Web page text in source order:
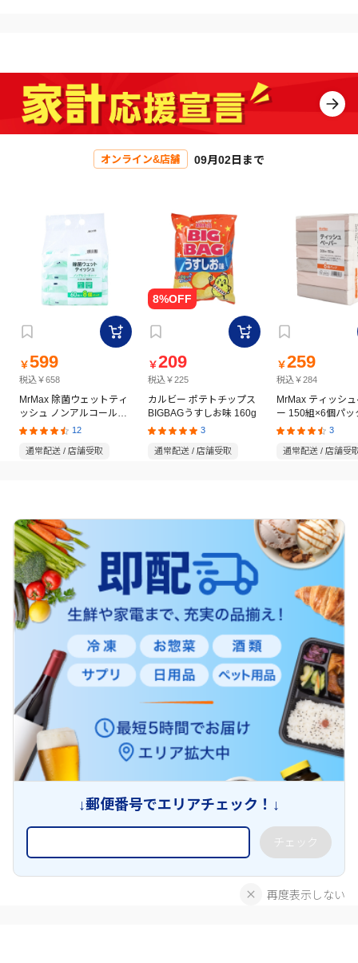
オンライン&店舗 09月02日まで
￥599
税込￥658
MrMax 除菌ウェットティ
ッシュ ノンアルコールタ
イプ 60枚×8個パック
12
通常配送 / 店舗受取
￥209
税込￥225
カルビー ポテトチップス
BIGBAGうすしお味 160g
3
通常配送 / 店舗受取
￥259
税込￥284
MrMax ティッシ
ー 150組×6個パッ
3
通常配送 / 店舗受
↓郵便番号でエリアチェック！↓
チェック
再度表示しない